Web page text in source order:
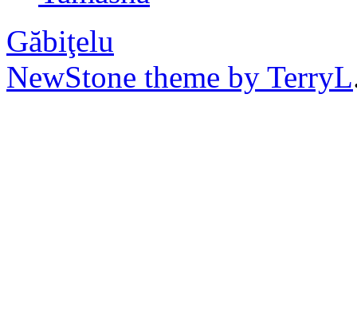
Găbiţelu
NewStone theme by TerryL